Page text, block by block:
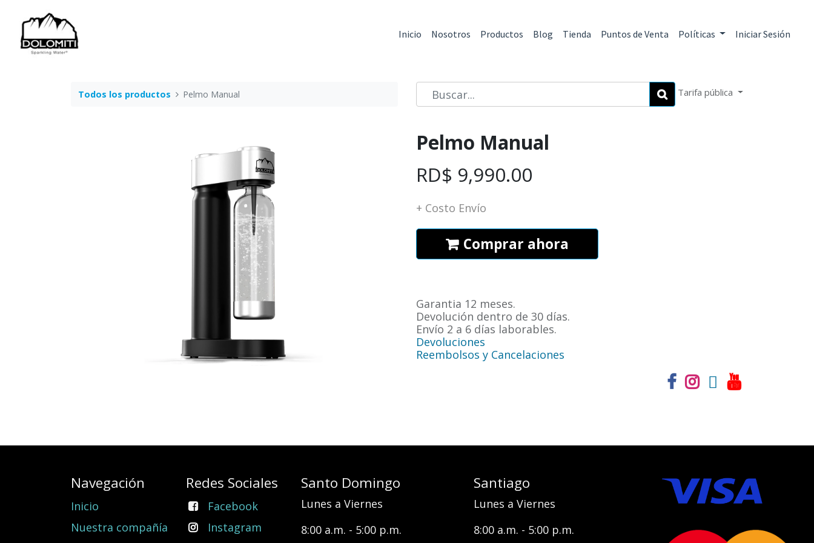
Inicio Nosotros Productos Blog Tienda Puntos de Venta Políticas Iniciar Sesión
Todos los productos Pelmo Manual​ Tarifa pública
Pelmo Manual​
RD$ 9,990.00
+ Costo Envío
Comprar ahora
Garantia 12 meses.
Devolución dentro de 30 días.
Envío 2 a 6 días laborables.
Devoluciones
Reembolsos y Cancelaciones
Navegación
Inicio
Nuestra compañía
Redes Sociales
Facebook
Instagram
Santo Domingo
Lunes a Viernes
8:00 a.m. - 5:00 p.m.
Santiago
Lunes a Viernes
8:00 a.m. - 5:00 p.m.